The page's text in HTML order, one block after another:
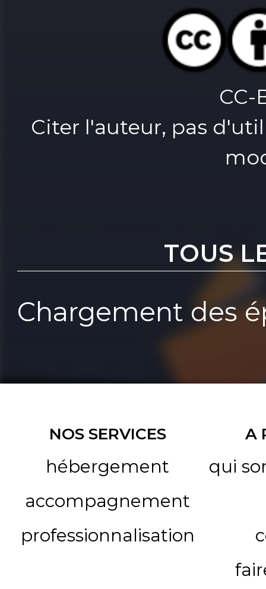
CC-
Citer l'auteur, pas
TOUS
Chargement des
NOS SERVICES
hébergement
accompagnement
professionnalisation
A
qui